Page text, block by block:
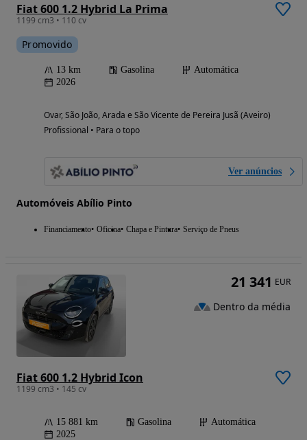
Fiat 600 1.2 Hybrid La Prima
1199 cm3 • 110 cv
Promovido
13 km Gasolina
Automática
2026
Ovar, São João, Arada e São Vicente de Pereira Jusã (Aveiro)
Profissional • Para o topo
Ver anúncios
Automóveis Abílio Pinto
Financiamento Oficina Chapa e Pintura Serviço de Pneus
Fiat 600 1.2 Hybrid Icon
1199 cm3 • 145 cv
15 881 km Gasolina
Automática
2025
21 341 EUR
Dentro da média